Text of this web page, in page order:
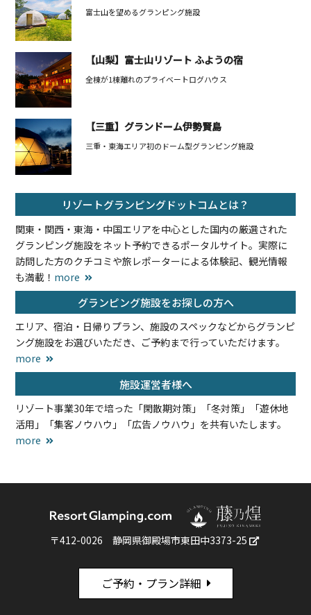
富士山を望めるグランピング施設
【山梨】富士山リゾート ふようの宿
全棟が1棟離れのプライベートログハウス
【三重】グランドーム伊勢賢島
三重・東海エリア初のドーム型グランピング施設
リゾートグランピングドットコムとは？
関東・関西・東海・中国エリアを中心とした国内の厳選された
グランピング施設をネット予約できるポータルサイト。実際に
訪問した方のクチコミや旅レポーターによる体験記、観光情報
も満載！ more
グランピング施設をお探しの方へ
エリア、宿泊・日帰りプラン、施設のスペックなどからグランピ
ング施設をお選びいただき、ご予約まで行っていただけます。
more
施設運営者様へ
リゾート事業30年で培った「閑散期対策」「冬対策」「遊休地
活用」「集客ノウハウ」「広告ノウハウ」を共有いたします。
more
〒412-0026 静岡県御殿場市東田中3373-25
ご予約・プラン詳細